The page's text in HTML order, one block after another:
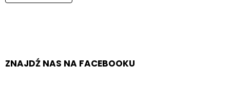
ZNAJDŹ NAS NA FACEBOOKU